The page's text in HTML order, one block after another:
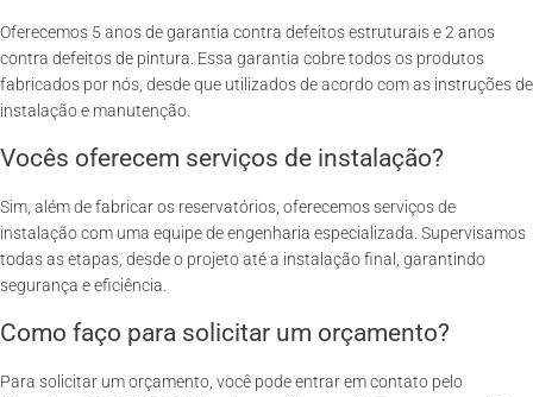
Oferecemos 5 anos de garantia contra defeitos estruturais e 2 anos
contra defeitos de pintura. Essa garantia cobre todos os produtos
fabricados por nós, desde que utilizados de acordo com as instruções de
instalação e manutenção.
Vocês oferecem serviços de instalação?
Sim, além de fabricar os reservatórios, oferecemos serviços de
instalação com uma equipe de engenharia especializada. Supervisamos
todas as etapas, desde o projeto até a instalação final, garantindo
segurança e eficiência.
Como faço para solicitar um orçamento?
Para solicitar um orçamento, você pode entrar em contato pelo